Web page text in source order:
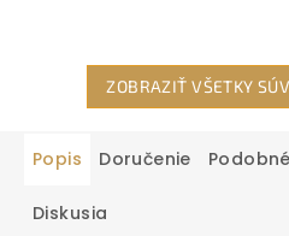
ZOBRAZIŤ VŠETKY
Popis Doručenie
Diskusia